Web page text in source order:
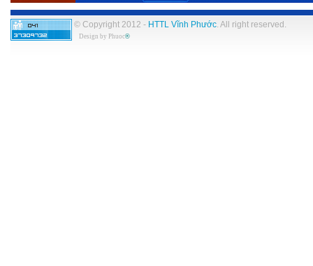
© Copyright 2012 - HTTL Vĩnh Phước. All right reserved.
Design by Phuoc®